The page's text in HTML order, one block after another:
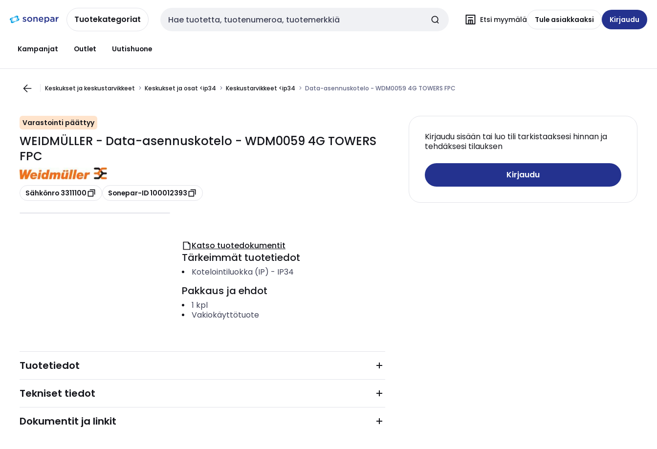
navigointiinsisältöönTuotekategoriat Haku Etsi myymälä Tule asiakkaaksi Kirjaudu
Kampanjat Outlet Uutishuone
Keskukset ja keskustarvikkeet Keskukset ja osat <ip34 Keskustarvikkeet <ip34 Data-asennuskotelo - WDM0059 4G TOWERS FPC
Varastointi päättyy
WEIDMÜLLER - Data-asennuskotelo - WDM0059 4G TOWERS
FPC
Kopioi
Sähkönro 3311100 Kopioi
Sonepar-ID 100012393
Kirjaudu sisään tai luo tili tarkistaaksesi hinnan ja
tehdäksesi tilauksen
Kirjaudu
Katso tuotedokumentit
Tärkeimmät tuotetiedot
Kotelointiluokka (IP) - IP34
Pakkaus ja ehdot
1 kpl
Vakiokäyttötuote
Tuotetiedot
Tekniset tiedot
Dokumentit ja linkit